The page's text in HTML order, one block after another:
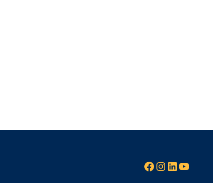
Facebook InstagramLinkedIn YouTube